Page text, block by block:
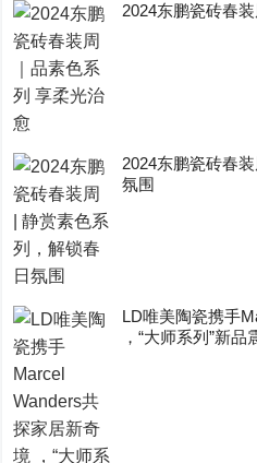
2024东鹏瓷砖春
2024东鹏瓷砖春
氛围
LD唯美陶瓷携手
，“大师系列”新品